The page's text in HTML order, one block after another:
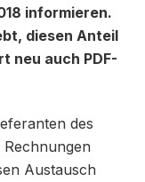
informieren.
diesen Anteil
neu auch PDF-
des
Austausch